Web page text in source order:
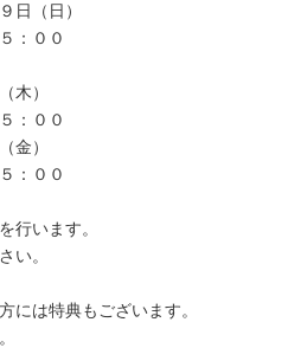
日（日）
００
木）
００
金）
００
行います。
い。
には特典もございます。